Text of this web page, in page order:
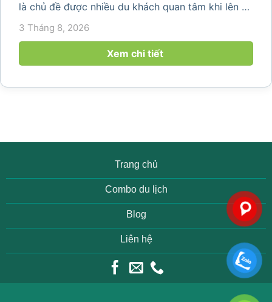
là chủ đề được nhiều du khách quan tâm khi lên kế
hoạch khám phá vùng đất thiên nhiên nổi tiếng
làng yên bình, thác...
3 Tháng 8, 2026
Xem chi tiết
Trang chủ
Combo du lịch
Blog
Liên hệ